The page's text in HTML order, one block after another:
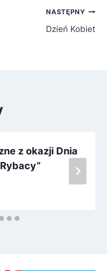
NASTĘPNY
Dzień Kobiet
z okazji Dnia